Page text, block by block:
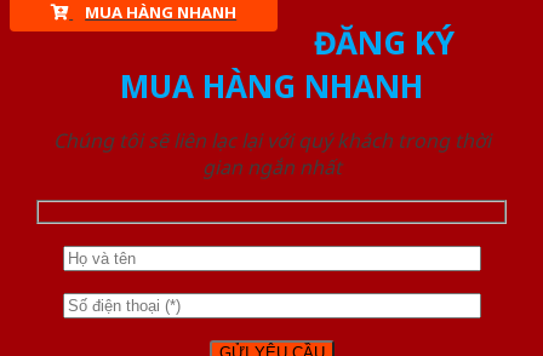
MUA HÀNG NHANH
ĐĂNG KÝ
MUA HÀNG NHANH
Chúng tôi sẽ liên lạc lại với quý khách trong thời
gian ngắn nhất